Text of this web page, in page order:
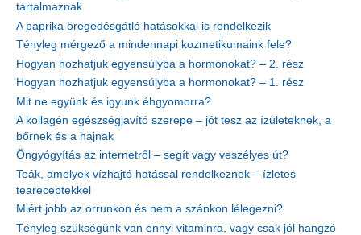
tartalmaznak
A paprika öregedésgátló hatásokkal is rendelkezik
Tényleg mérgező a mindennapi kozmetikumaink fele?
Hogyan hozhatjuk egyensúlyba a hormonokat? – 2. rész
Hogyan hozhatjuk egyensúlyba a hormonokat? – 1. rész
Mit ne együnk és igyunk éhgyomorra?
A kollagén egészségjavító szerepe – jót tesz az ízületeknek, a
bőrnek és a hajnak
Öngyógyítás az internetről – segít vagy veszélyes út?
Teák, amelyek vízhajtó hatással rendelkeznek – ízletes
teareceptekkel
Miért jobb az orrunkon és nem a szánkon lélegezni?
Tényleg szükségünk van ennyi vitaminra, vagy csak jól hangzó